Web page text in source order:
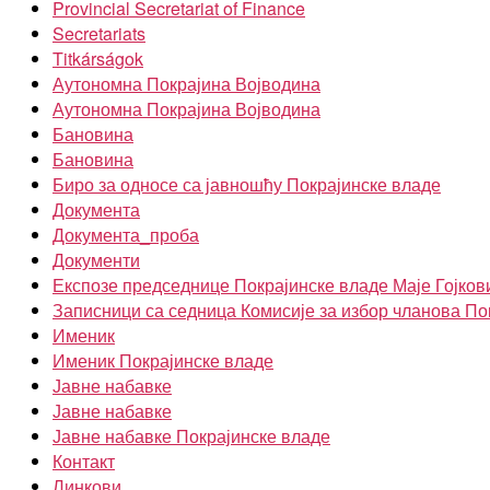
Provincial Secretariat of Finance
Secretariats
Titkárságok
Аутономна Покрајина Војводина
Аутономна Покрајина Војводина
Бановина
Бановина
Биро за односе са јавношћу Покрајинске владе
Документа
Документа_проба
Документи
Експозе председнице Покрајинске владе Маје
Записници са седница Комисије за избор чланова
Именик
Именик Покрајинске владе
Јавне набавке
Јавне набавке
Јавне набавке Покрајинске владе
Контакт